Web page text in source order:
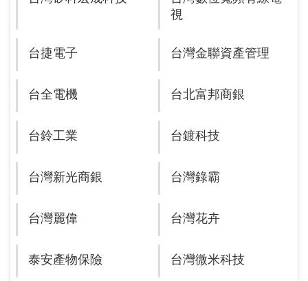
視
台捷電子 台灣金聯資產管理
台全電機 台北富邦商銀
台鈴工業 台鍍科技
台灣新光商銀 台灣錄霸
台灣麗偉 台灣花卉
泰安產物保險 台灣微米科技